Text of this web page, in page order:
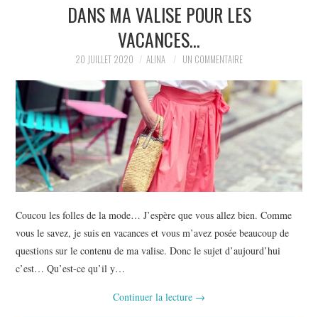
DANS MA VALISE POUR LES
VACANCES…
20 JUILLET 2020 ALINA UN COMMENTAIRE
Coucou les folles de la mode… J’espère que vous allez bien. Comme
vous le savez, je suis en vacances et vous m’avez posée beaucoup de
questions sur le contenu de ma valise. Donc le sujet d’aujourd’hui
c’est… Qu’est-ce qu’il y…
Continuer la lecture →